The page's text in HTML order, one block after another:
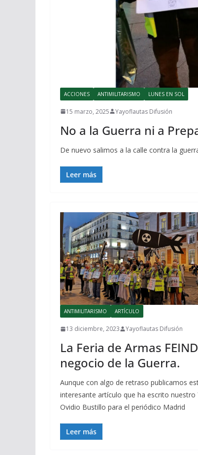
ACCIONES ANTIMILITARISMO LUNES EN SOL
15 marzo, 2025 Yayoflautas Difusión
No a la Guerra ni a
De nuevo salimos a la calle contra la
Leer más
ANTIMILITARISMO ARTÍCULO
13 diciembre, 2023 Yayoflautas Difusión
La Feria de Armas
negocio de la Guerra.
Aunque con algo de retraso publicamos
interesante artículo que ha escrito nuestro
Ovidio Bustillo para el periódico Madrid
Leer más